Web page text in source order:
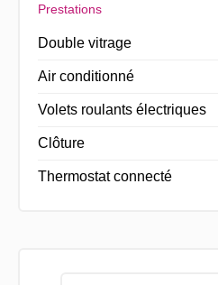
Prestations
Double vitrage
Air conditionné
Volets roulants électriques
Clôture
Thermostat connecté